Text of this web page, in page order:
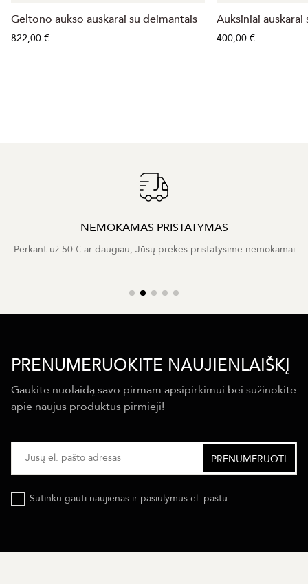
Geltono aukso auskarai su deimantais
822,00 €
Auksiniai
400,00 €
NEMOKAMAS PRISTATYMAS
Perkant už 50 € ar daugiau, Jūsų prekes pristatysime nemokamai
PRENUMERUOKITE NAUJIENLAIŠKĮ
Gaukite nuolaidą savo pirmam apsipirkimui bei sužinokite
apie naujus produktus pirmieji!
Sutinku gauti naujienas ir pasiulymus el. paštu.